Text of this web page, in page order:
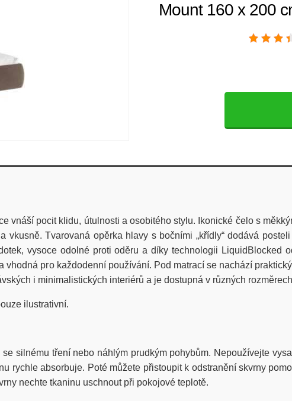
Mount 160 x 200
vnáší pocit klidu, útulnosti a osobitého stylu. Ikonické čelo s
Tvarovaná opěrka hlavy s bočními „křídly“ dodává
vysoce odolné proti oděru a díky technologii LiquidBlocked
pro každodenní používání. Pod matrací se nachází
i minimalistických interiérů a je dostupná v různých
ilustrativní.
silnému tření nebo náhlým prudkým pohybům. Nepoužívejte
rychle absorbuje. Poté můžete přistoupit k odstranění skvrny
nechte tkaninu uschnout při pokojové teplotě.